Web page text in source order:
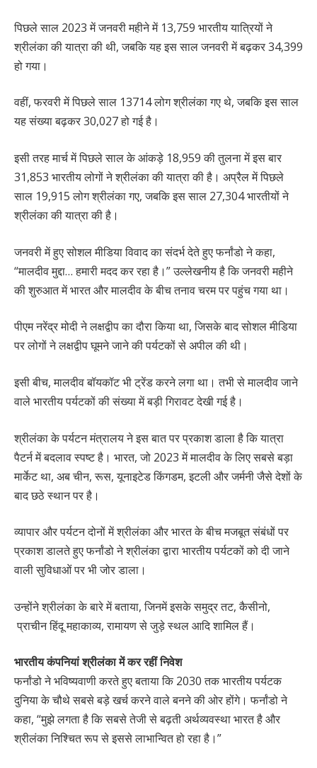
पिछले साल 2023 में जनवरी महीने में 13,759 भारतीय यात्रियों ने
श्रीलंका की यात्रा की थी, जबकि यह इस साल जनवरी में बढ़कर 34,399
हो गया।
वहीं, फरवरी में पिछले साल 13714 लोग श्रीलंका गए थे, जबकि इस साल
यह संख्या बढ़कर 30,027 हो गई है।
इसी तरह मार्च में पिछले साल के आंकड़े 18,959 की तुलना में इस बार
31,853 भारतीय लोगों ने श्रीलंका की यात्रा की है। अप्रैल में पिछले
साल 19,915 लोग श्रीलंका गए, जबकि इस साल 27,304 भारतीयों ने
श्रीलंका की यात्रा की है।
जनवरी में हुए सोशल मीडिया विवाद का संदर्भ देते हुए फर्नांडो ने कहा,
“मालदीव मुद्दा… हमारी मदद कर रहा है।” उल्लेखनीय है कि जनवरी महीने
की शुरुआत में भारत और मालदीव के बीच तनाव चरम पर पहुंच गया था।
पीएम नरेंद्र मोदी ने लक्षद्वीप का दौरा किया था, जिसके बाद सोशल मीडिया
पर लोगों ने लक्षद्वीप घूमने जाने की पर्यटकों से अपील की थी।
इसी बीच, मालदीव बॉयकॉट भी ट्रेंड करने लगा था। तभी से मालदीव जाने
वाले भारतीय पर्यटकों की संख्या में बड़ी गिरावट देखी गई है।
श्रीलंका के पर्यटन मंत्रालय ने इस बात पर प्रकाश डाला है कि यात्रा
पैटर्न में बदलाव स्पष्ट है। भारत, जो 2023 में मालदीव के लिए सबसे बड़ा
मार्केट था, अब चीन, रूस, यूनाइटेड किंगडम, इटली और जर्मनी जैसे देशों के
बाद छठे स्थान पर है।
व्यापार और पर्यटन दोनों में श्रीलंका और भारत के बीच मजबूत संबंधों पर
प्रकाश डालते हुए फर्नांडो ने श्रीलंका द्वारा भारतीय पर्यटकों को दी जाने
वाली सुविधाओं पर भी जोर डाला।
उन्होंने श्रीलंका के बारे में बताया, जिनमें इसके समुद्र तट, कैसीनो,
प्राचीन हिंदू महाकाव्य, रामायण से जुड़े स्थल आदि शामिल हैं।
भारतीय कंपनियां श्रीलंका में कर रहीं निवेश
फर्नांडो ने भविष्यवाणी करते हुए बताया कि 2030 तक भारतीय पर्यटक
दुनिया के चौथे सबसे बड़े खर्च करने वाले बनने की ओर होंगे। फर्नांडो ने
कहा, “मुझे लगता है कि सबसे तेजी से बढ़ती अर्थव्यवस्था भारत है और
श्रीलंका निश्चित रूप से इससे लाभान्वित हो रहा है।”